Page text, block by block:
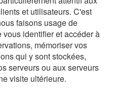
et utilisateurs. C'est
faisons usage de
identifier et accéder à
mémoriser vos
qui y sont stockées,
serveurs ou aux serveurs
visite ultérieure.